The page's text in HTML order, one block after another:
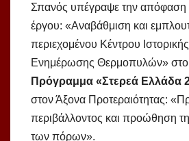
Σπανός υπέγραψε την απόφαση
έργου: «Αναβάθμιση και
περιεχομένου Κέντρου Ιστορικής
Ενημέρωσης Θερμοπυλών» στο
Πρόγραμμα «Στερεά Ελλάδα
στον Άξονα Προτεραιότητας:
περιβάλλοντος και προώθηση
των πόρων».